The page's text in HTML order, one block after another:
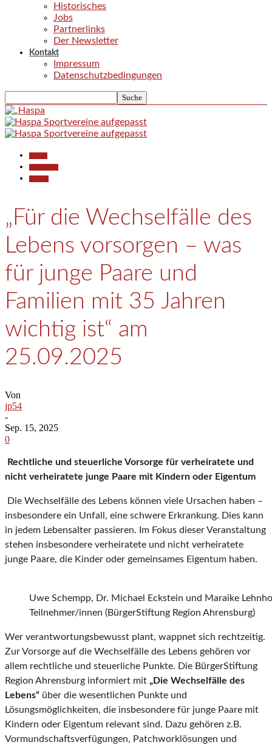
Historisches
Jobs
Partnerlinks
Der Newsletter
Kontakt
Impressum
Datenschutzbedingungen
„Für die Wechselfälle des
Lebens vorsorgen – was
für junge Paare und
Familien mit 35 Jahren
wichtig ist“ am
25.09.2025
Von
jp54
-
Sep. 15, 2025
0
Rechtliche und steuerliche Vorsorge für verheiratete und
nicht verheiratete junge Paare mit Kindern oder Eigentum
Die Wechselfälle des Lebens können viele Ursachen haben –
insbesondere ein Unfall, eine schwere Erkrankung. Dies kann
in jedem Lebensalter passieren. Im Fokus dieser Veranstaltung
stehen insbesondere verheiratete und nicht verheiratete
junge Paare, die Kinder oder gemeinsames Eigentum haben.
Uwe Schempp, Dr. Michael Eckstein und Maraike
Teilnehmer/innen (BürgerStiftung Region Ahrensburg)
Wer verantwortungsbewusst plant, wappnet sich rechtzeitig.
Zur Vorsorge auf die Wechselfälle des Lebens gehören vor
allem rechtliche und steuerliche Punkte. Die BürgerStiftung
Region Ahrensburg informiert mit „Die Wechselfälle des
Lebens“ über die wesentlichen Punkte und
Lösungsmöglichkeiten, die insbesondere für junge Paare mit
Kindern oder Eigentum relevant sind. Dazu gehören z.B.
Vormundschaftsverfügungen, Patchworklösungen und